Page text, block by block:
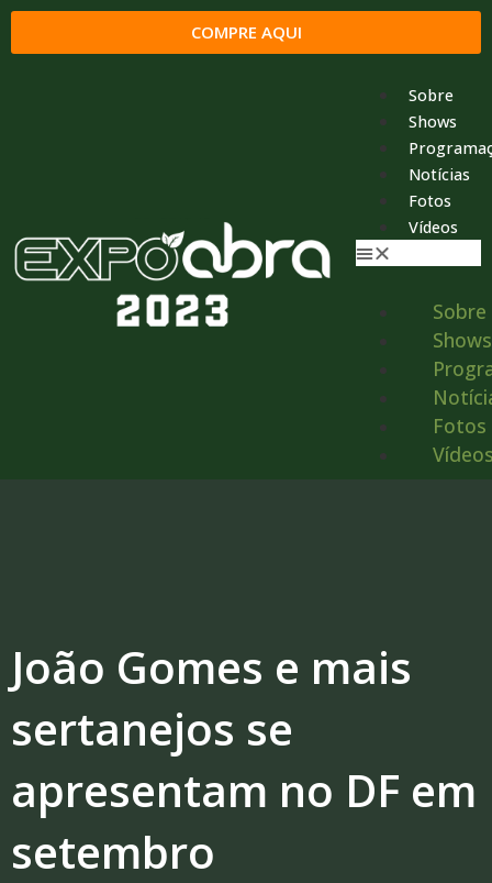
Sobre
Shows
Notícias
Fotos
Vídeos
Sobre
Shows
Fotos
COMPRE AQUI
João Gomes e mais
sertanejos se
apresentam no DF em
setembro